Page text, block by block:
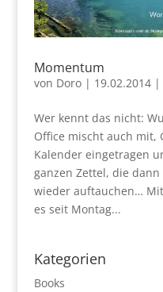
Momentum
von Doro| 19.02.2014|
Wer kennt das nicht:
Office mischt auch mit,
Kalender eingetragen
ganzen Zettel, die
wieder auftauchen…
es seit Montag...
Kategorien
Books